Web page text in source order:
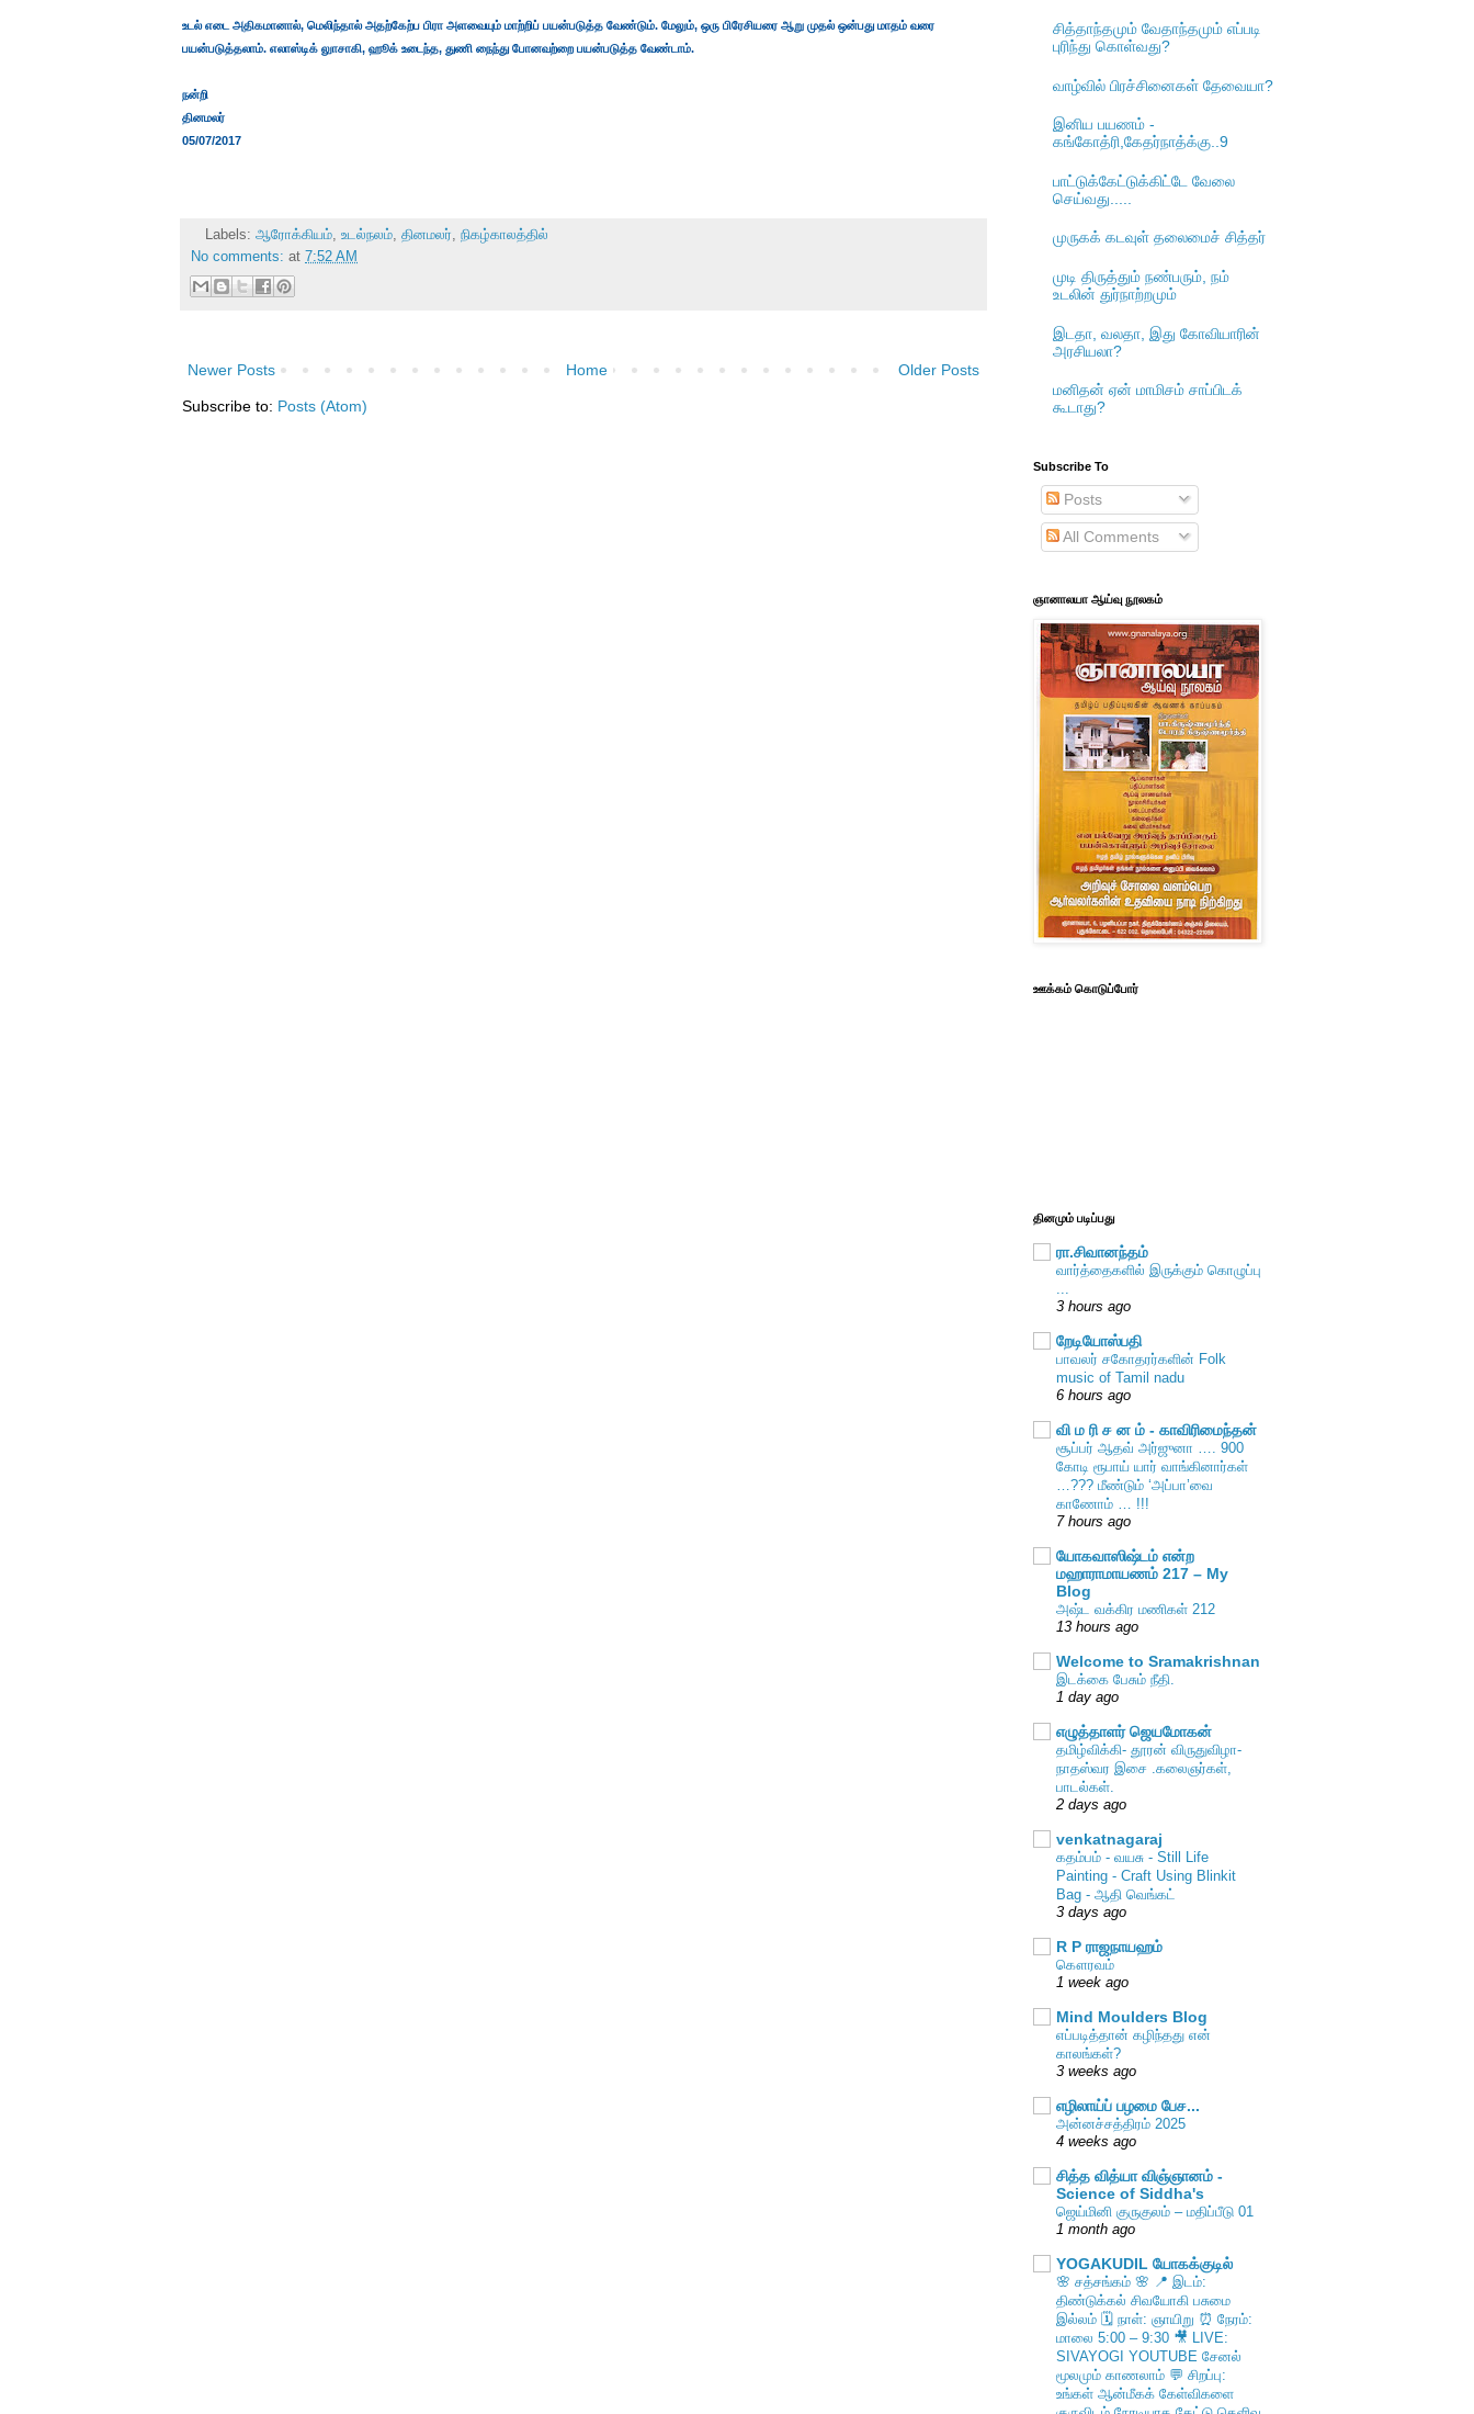
உடல் எடை அதிகமானால், மெலிந்தால் அதற்கேற்ப பிரா அளவையும் மாற்றிப் பயன்படுத்த வேண்டும். மேலும், ஒரு பிரேசியரை ஆறு முதல் ஒன்பது மாதம் வரை
பயன்படுத்தலாம். எலாஸ்டிக் லுாசாகி, ஹூக் உடைந்த, துணி நைந்து போனவற்றை பயன்படுத்த வேண்டாம்.
நன்றி
தினமலர்
05/07/2017
Labels: ஆரோக்கியம், உடல்நலம், தினமலர், நிகழ்காலத்தில்
No comments: at 7:52 AM
Newer Posts Older Posts
Home
Subscribe to: Posts (Atom)
சித்தாந்தமும் வேதாந்தமும் எப்படி
புரிந்து கொள்வது?
வாழ்வில் பிரச்சினைகள் தேவையா?
இனிய பயணம் -
கங்கோத்ரி,கேதர்நாத்க்கு..9
பாட்டுக்கேட்டுக்கிட்டே வேலை
செய்வது.....
முருகக் கடவுள் தலைமைச் சித்தர்
முடி திருத்தும் நண்பரும், நம்
உடலின் துர்நாற்றமும்
இடதா, வலதா, இது கோவியாரின்
அரசியலா?
மனிதன் ஏன் மாமிசம் சாப்பிடக்
கூடாது?
Subscribe To
Posts
All Comments
ஞானாலயா ஆய்வு நூலகம்
ஊக்கம் கொடுப்போர்
தினமும் படிப்பது
ரா.சிவானந்தம்
வார்த்தைகளில் இருக்கும் கொழுப்பு
...
3 hours ago
றேடியோஸ்பதி
பாவலர் சகோதரர்களின் Folk
music of Tamil nadu
6 hours ago
வி ம ரி ச ன ம் - காவிரிமைந்தன்
சூப்பர் ஆதவ் அர்ஜுனா …. 900
கோடி ரூபாய் யார் வாங்கினார்கள்
…??? மீண்டும் ‘அப்பா’வை
காணோம் … !!!
7 hours ago
யோகவாஸிஷ்டம் என்ற
மஹாராமாயணம் 217 – My
Blog
அஷ்ட வக்கிர மணிகள் 212
13 hours ago
Welcome to Sramakrishnan
இடக்கை பேசும் நீதி.
1 day ago
எழுத்தாளர் ஜெயமோகன்
தமிழ்விக்கி- தூரன் விருதுவிழா-
நாதஸ்வர இசை .கலைஞர்கள்,
பாடல்கள்.
2 days ago
venkatnagaraj
கதம்பம் - வயசு - Still Life
Painting - Craft Using Blinkit
Bag - ஆதி வெங்கட்
3 days ago
R P ராஜநாயஹம்
கௌரவம்
1 week ago
Mind Moulders Blog
எப்படித்தான் கழிந்தது என்
காலங்கள்?
3 weeks ago
எழிலாய்ப் பழமை பேச...
அன்னச்சத்திரம் 2025
4 weeks ago
சித்த வித்யா விஞ்ஞானம் -
Science of Siddha's
ஜெய்மினி குருகுலம் – மதிப்பீடு 01
1 month ago
YOGAKUDIL யோகக்குடில்
🌸 சத்சங்கம் 🌸 📍 இடம்:
திண்டுக்கல் சிவயோகி பசுமை
இல்லம் 🗓️ நாள்: ஞாயிறு ⏰ நேரம்:
மாலை 5:00 – 9:30 🎥 LIVE:
SIVAYOGI YOUTUBE சேனல்
மூலமும் காணலாம் 💬 சிறப்பு:
உங்கள் ஆன்மீகக் கேள்விகளை